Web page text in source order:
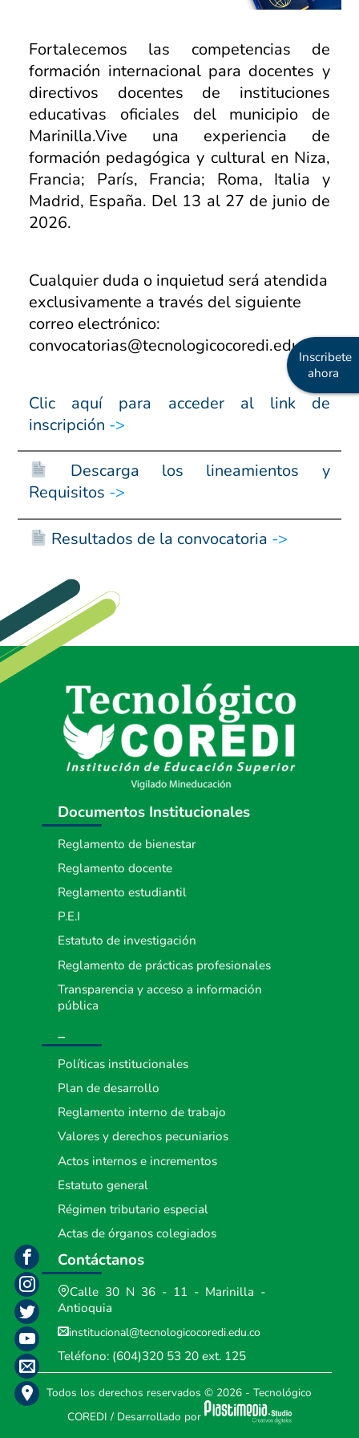
Inscribete
ahora
Fortalecemos las competencias de
formación internacional para docentes y
directivos docentes de instituciones
educativas oficiales del municipio de
Marinilla.Vive una experiencia de
formación pedagógica y cultural en Niza,
Francia; París, Francia; Roma, Italia y
Madrid, España. Del 13 al 27 de junio de
2026.
Cualquier duda o inquietud será atendida
exclusivamente a través del siguiente
correo electrónico:
convocatorias@tecnologicocoredi.edu.co
Clic aquí para acceder al link de
inscripción ->
Descarga los lineamientos y
Requisitos ->
Resultados de la convocatoria ->
Documentos Institucionales
Reglamento de bienestar
Reglamento docente
Reglamento estudiantil
P.E.I
Estatuto de investigación
Reglamento de prácticas profesionales
Transparencia y acceso a información
pública
_
Políticas institucionales
Plan de desarrollo
Reglamento interno de trabajo
Valores y derechos pecuniarios
Actos internos e incrementos
Estatuto general
Régimen tributario especial
Actas de órganos colegiados
Contáctanos
Calle 30 N 36 - 11 - Marinilla -
Antioquia
institucional@tecnologicocoredi.edu.co
Teléfono: (604)320 53 20ext. 125
Todos los derechos reservados © 2026 - Tecnológico
COREDI / Desarrollado por